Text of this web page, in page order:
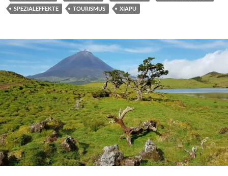
SPEZIALEFFEKTE
TOURISMUS XIAPU